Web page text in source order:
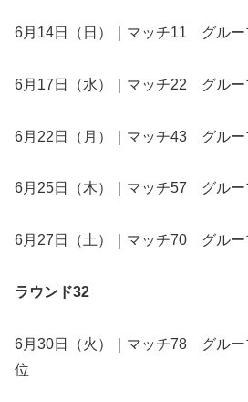
6月14日（日）｜マッチ11 グルー
6月17日（水）｜マッチ22 グルー
6月22日（月）｜マッチ43 グルー
6月25日（木）｜マッチ57 グルー
6月27日（土）｜マッチ70 グルー
ラウンド32
6月30日（火）｜マッチ78 グルー
位